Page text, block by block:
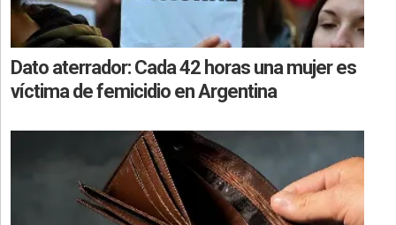
Dato aterrador: Cada 42 horas una mujer es
víctima de femicidio en Argentina